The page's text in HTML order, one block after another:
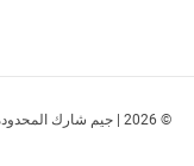
© 2026 | جيم شارك المحدودة (ذ.م.م) | شركة الطاير إنسغنيا| جميع الحقوق محفوظة